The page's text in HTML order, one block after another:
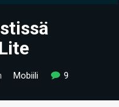
Mobiili 9